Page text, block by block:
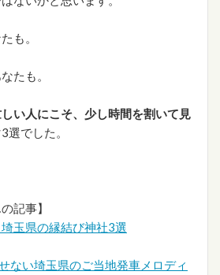
も。
たも。
い人にこそ、少し時間を割いて見
選でした。
記事】
玉県の縁結び神社3選
ない埼玉県のご当地発車メロディ